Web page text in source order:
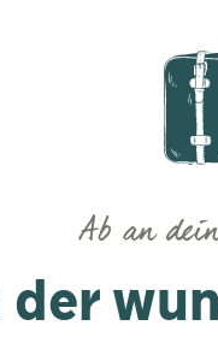
der
Ab an